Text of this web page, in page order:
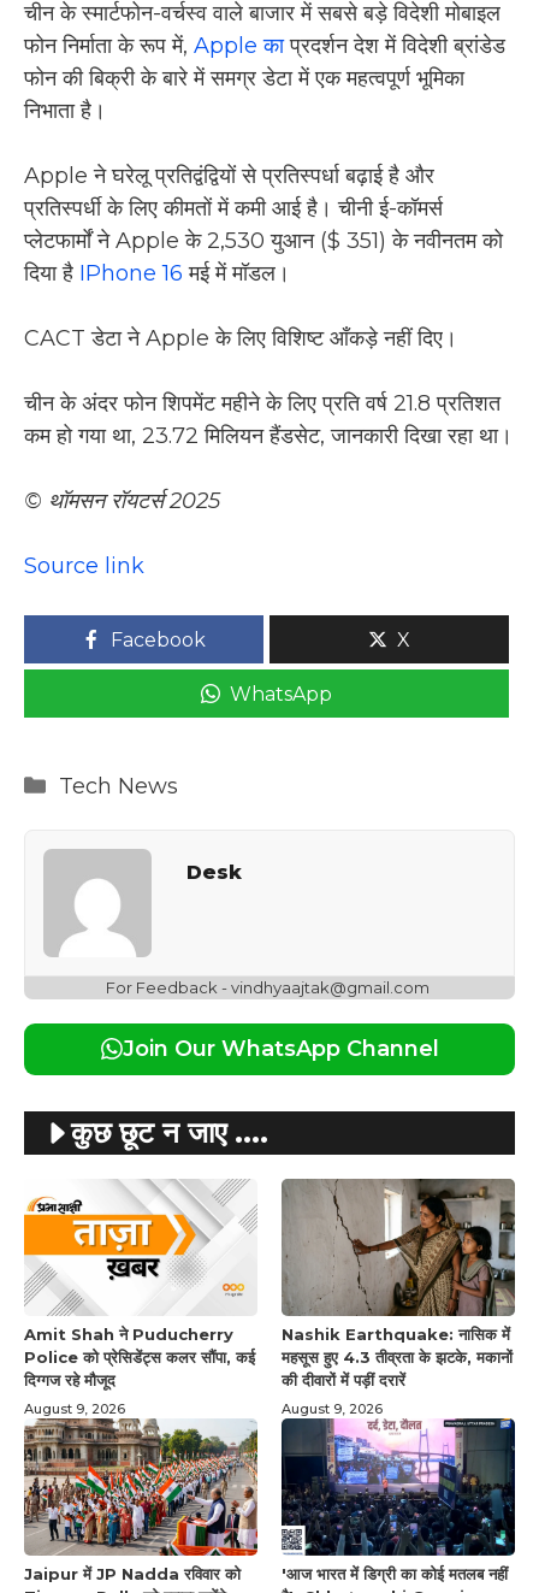
चीन के स्मार्टफोन-वर्चस्व वाले बाजार में सबसे बड़े विदेशी मोबाइल
फोन निर्माता के रूप में, Apple काप्रदर्शन देश में विदेशी ब्रांडेड
फोन की बिक्री के बारे में समग्र डेटा में एक महत्वपूर्ण भूमिका
निभाता है।
Apple ने घरेलू प्रतिद्वंद्वियों से प्रतिस्पर्धा बढ़ाई है और
प्रतिस्पर्धी के लिए कीमतों में कमी आई है। चीनी ई-कॉमर्स
प्लेटफार्मों ने Apple के 2,530 युआन ($ 351) के नवीनतम को
दिया है IPhone 16 मई में मॉडल।
CACT डेटा ने Apple के लिए विशिष्ट आँकड़े नहीं दिए।
चीन के अंदर फोन शिपमेंट महीने के लिए प्रति वर्ष 21.8 प्रतिशत
कम हो गया था, 23.72 मिलियन हैंडसेट, जानकारी दिखा रहा था।
© थॉमसन रॉयटर्स 2025
Source link
Facebook X
WhatsApp
Categories
Tech News
Desk
For Feedback - vindhyaajtak@gmail.com
Join Our WhatsApp Channel
कुछ छूट न जाए ....
Amit Shah ने Puducherry
Police को प्रेसिडेंट्स कलर सौंपा, कई
दिग्गज रहे मौजूद
August 9, 2026
Nashik Earthquake: नासिक में
महसूस हुए 4.3 तीव्रता के झटके, मकानों
की दीवारों में पड़ीं दरारें
August 9, 2026
Jaipur में JP Nadda रविवार को
'आज भारत में डिग्री का कोई मतलब नहीं